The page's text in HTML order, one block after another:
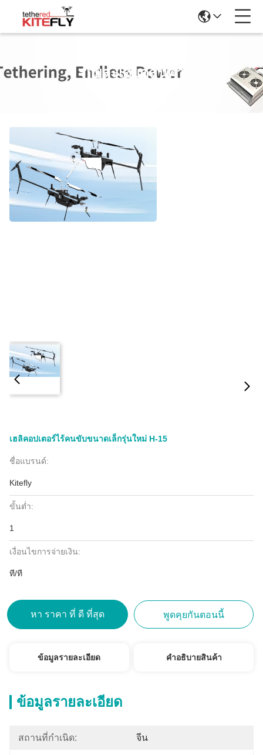
รายละเอียดสินค้า
เฮลิคอปเตอร์ไร้คนขับขนาดเล็กรุ่นใหม่ H-15
ชื่อแบรนด์:
Kitefly
ขั้นต่ำ:
1
เงื่อนไขการจ่ายเงิน:
ที/ที
หา ราคา ที่ ดี ที่สุด พูดคุยกันตอนนี้
ข้อมูลรายละเอียด คําอธิบายสินค้า
ข้อมูลรายละเอียด
สถานที่กำเนิด: จีน